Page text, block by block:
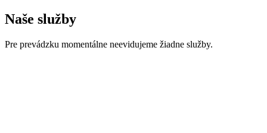
Naše služby
Pre prevádzku momentálne neevidujeme žiadne služby.